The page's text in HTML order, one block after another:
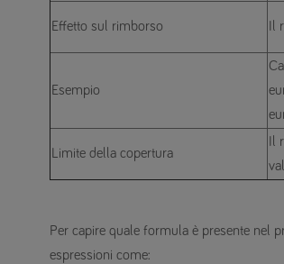
Effetto sul rimborso
Esempio
Limite della copertura
Il
Per capire quale formula è presente nel
espressioni come: